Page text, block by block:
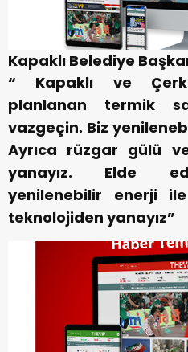
Kapaklı Belediye
“ Kapaklı ve
planlanan termik
vazgeçin. Biz
Ayrıca rüzgar gülü
yanayız. Elde
yenilenebilir enerji
teknolojiden yanayız”